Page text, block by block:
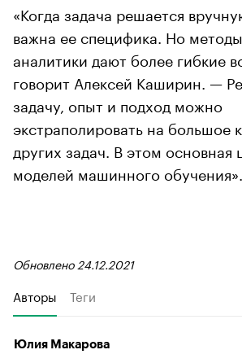
«Когда задача решается
важна ее специфика. Но
аналитики дают более гибкие
говорит Алексей Каширин. —
задачу, опыт и подход можно
экстраполировать на большое
других задач. В этом основная
моделей машинного обучения».
Обновлено 24.12.2021
Авторы Теги
Юлия Макарова